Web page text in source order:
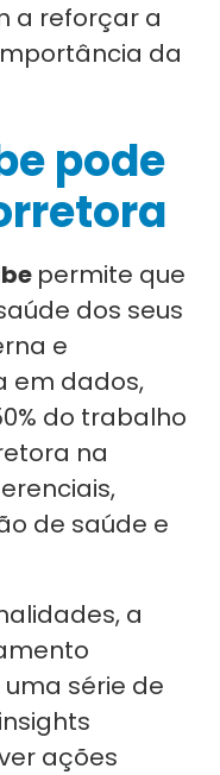
a reforçar a
da
pode
permite que
dos seus
e
em dados,
do trabalho
na
de saúde e
a
série de
ações